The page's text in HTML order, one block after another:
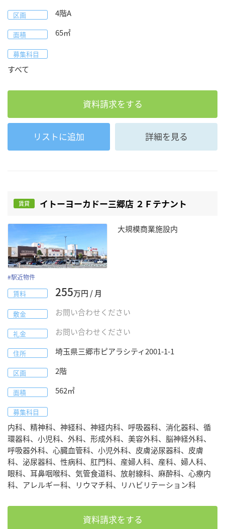
区画 4階A
面積 65㎡
募集科目
すべて
資料請求をする
リストに追加 詳細を見る
賃貸 イトーヨーカドー三郷店 ２Ｆテナント
大規模商業施設内
#駅近物件
賃料 255万円 / 月
敷金 お問い合わせください
礼金 お問い合わせください
住所 埼玉県三郷市ピアラシティ2001-1-1
区画 2階
面積 562㎡
募集科目
内科、精神科、神経科、神経内科、呼吸器科、消化器科、循
環器科、小児科、外科、形成外科、美容外科、脳神経外科、
呼吸器外科、心臓血管科、小児外科、皮膚泌尿器科、皮膚
科、泌尿器科、性病科、肛門科、産婦人科、産科、婦人科、
眼科、耳鼻咽喉科、気管食道科、放射線科、麻酔科、心療内
科、アレルギー科、リウマチ科、リハビリテーション科
資料請求をする